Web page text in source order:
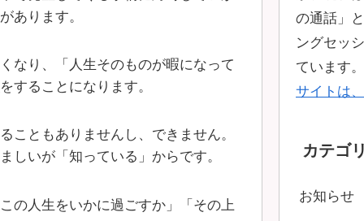
あります。
なり、「人生そのものが暇になって
をすることになります。
こともありませんし、できません。
しいが「知っている」からです。
の人生をいかに過ごすか」「その上
の通話」
ングセッ
ています。
サイトは
カテゴ
お知らせ